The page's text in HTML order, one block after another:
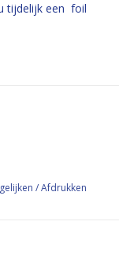
tijdelijk een foil
/Afdrukken